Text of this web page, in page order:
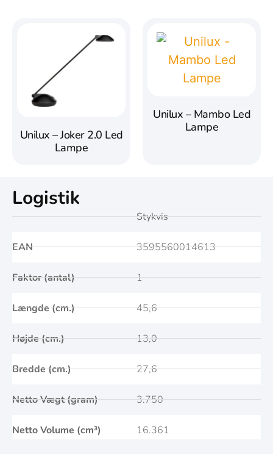
Unilux – Joker 2.0 Led
Lampe
Unilux – Mambo Led
Lampe
Logistik
EAN
Faktor (antal)
Længde (cm.)
Højde (cm.)
Bredde (cm.)
Netto Vægt (gram)
Netto Volume (cm³)
Stykvis
3595560014613
1
45,6
13,0
27,6
3.750
16.361